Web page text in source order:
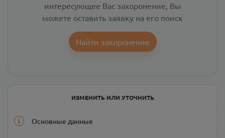
интересующее Вас захоронение, Вы
можете оставить заявку на его поиск
Найти захоронение
ИЗМЕНИТЬ ИЛИ УТОЧНИТЬ
Основные данные